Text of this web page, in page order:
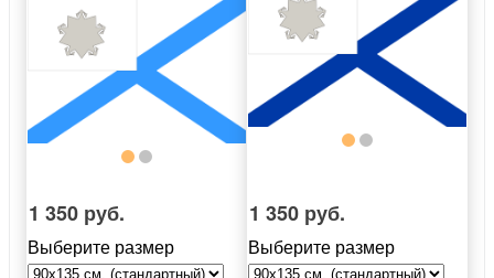
1 350 руб.
Выберите размер
1 350 руб.
Выберите размер